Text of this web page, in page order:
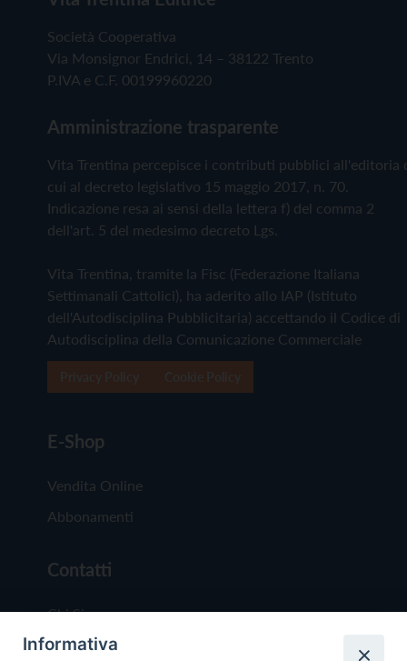
Società Cooperativa
Via Monsignor Endrici, 14 – 38122 Trento
P.IVA e C.F. 00199960220
Amministrazione trasparente
Vita Trentina percepisce i contributi pubblici all'editoria
cui al decreto legislativo 15 maggio 2017, n. 70.
Indicazione resa ai sensi della lettera f) del comma 2
dell'art. 5 del medesimo decreto Lgs.
Vita Trentina, tramite la Fisc (Federazione Italiana
Settimanali Cattolici), ha aderito allo IAP (Istituto
dell'Autodisciplina Pubblicitaria) accettando il Codice di
Autodisciplina della Comunicazione Commerciale
E-Shop
Vendita Online
Abbonamenti
Contatti
Chi Siamo
Redazione
Informativa